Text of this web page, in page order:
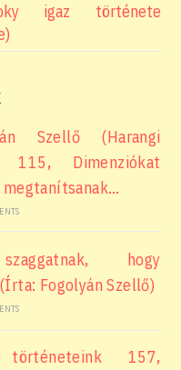
igaz története
Szellő (Harangi
115, Dimenziókat
megtanítsanak…
hogy
Fogolyán Szellő)
157,